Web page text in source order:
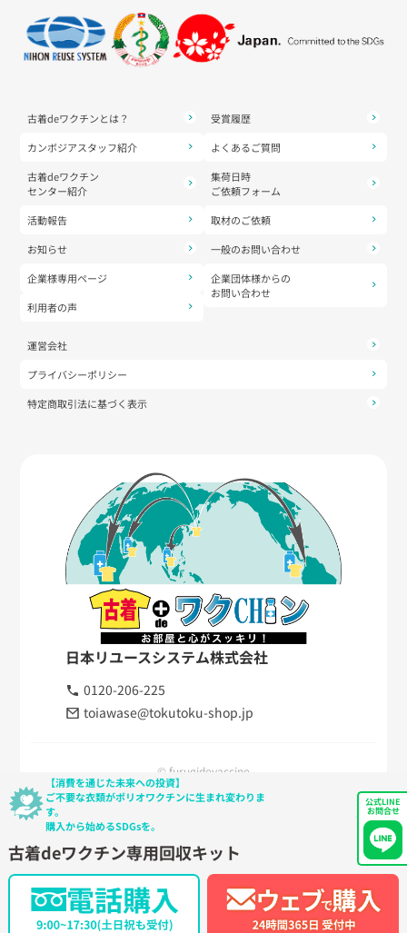
古着deワクチンとは？
カンボジアスタッフ紹介
古着deワクチン
センター紹介
活動報告
お知らせ
企業様専用ページ
利用者の声
受賞履歴
よくあるご質問
集荷日時
ご依頼フォーム
取材のご依頼
一般のお問い合わせ
企業団体様からの
お問い合わせ
運営会社
プライバシーポリシー
特定商取引法に基づく表示
日本リユースシステム株式会社
0120-206-225
toiawase@tokutoku-shop.jp
© furugidevaccine
公式LINE
お問合せ
【消費を通じた未来への投資】
ご不要な衣類がポリオワクチンに生まれ変わりま
す。
購入から始めるSDGsを。
古着deワクチン専用回収キット